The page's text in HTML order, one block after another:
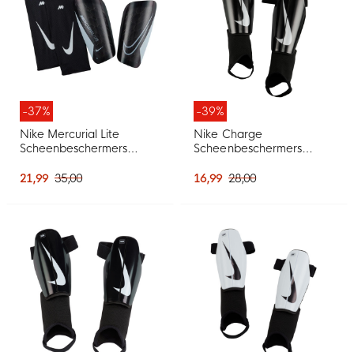
-37%
Nike Mercurial Lite
Scheenbeschermers
21,99 35,00
-39%
Nike Charge
Scheenbeschermers
16,99 28,00